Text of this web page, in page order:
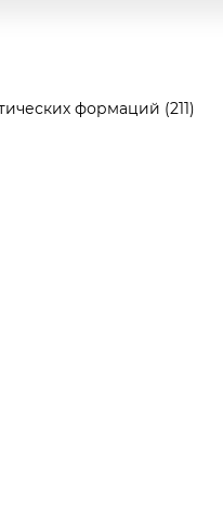
формаций (211)